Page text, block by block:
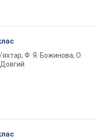
Ф. Я. Божинова, О.
Довгий